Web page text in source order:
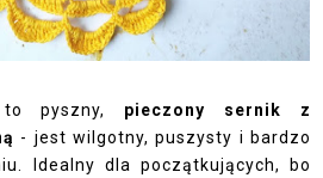
to pyszny, pieczony sernik z
- jest wilgotny, puszysty i bardzo
Idealny dla początkujących, bo